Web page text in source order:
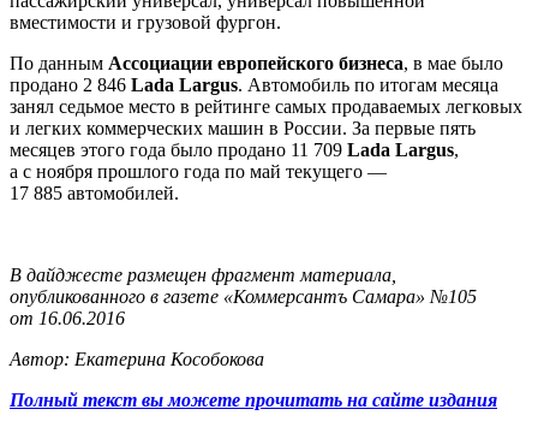
вместимости и грузовой фургон.
По данным Ассоциации европейского бизнеса, в мае было
продано 2 846 Lada Largus. Автомобиль по итогам месяца
занял седьмое место в рейтинге самых продаваемых легковых
и легких коммерческих машин в России. За первые пять
месяцев этого года было продано 11 709 Lada Largus,
а с ноября прошлого года по май текущего —
17 885 автомобилей.
В дайджесте размещен фрагмент материала,
опубликованного в газете «Коммерсантъ Самара» №105
от 16.06.2016
Автор: Екатерина Кособокова
Полный текст вы можете прочитать на сайте издания